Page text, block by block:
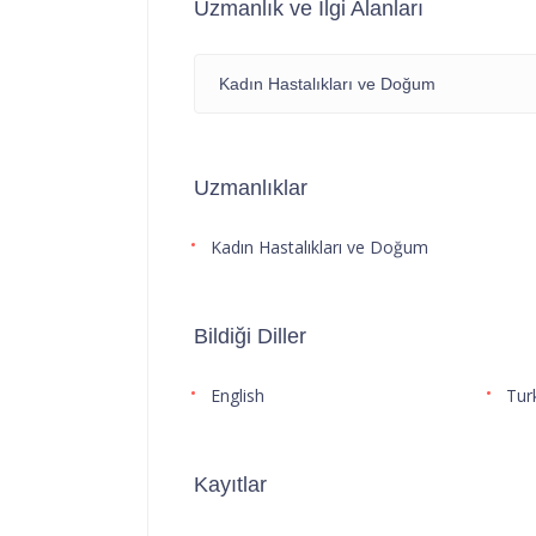
Uzmanlık ve İlgi Alanları
Kadın Hastalıkları ve Doğum
Uzmanlıklar
Kadın Hastalıkları ve Doğum
Bildiği Diller
English
Kayıtlar